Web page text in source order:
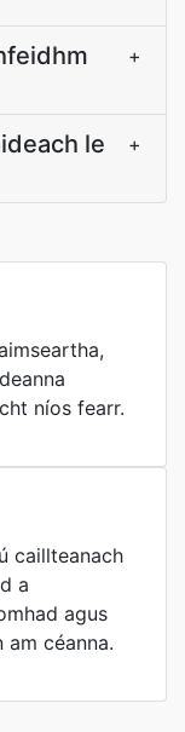
+
le
+
níos fearr.
caillteanach
a
agus
céanna.